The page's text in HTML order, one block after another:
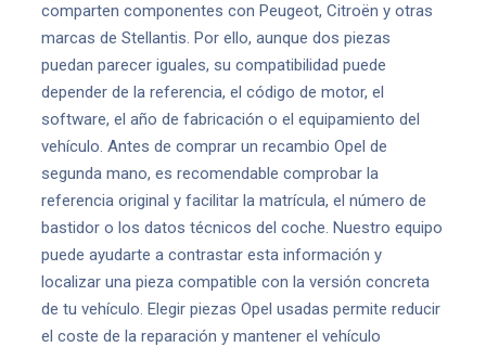
comparten componentes con Peugeot, Citroën y otras
marcas de Stellantis. Por ello, aunque dos piezas
puedan parecer iguales, su compatibilidad puede
depender de la referencia, el código de motor, el
software, el año de fabricación o el equipamiento del
vehículo. Antes de comprar un recambio Opel de
segunda mano, es recomendable comprobar la
referencia original y facilitar la matrícula, el número de
bastidor o los datos técnicos del coche. Nuestro equipo
puede ayudarte a contrastar esta información y
localizar una pieza compatible con la versión concreta
de tu vehículo. Elegir piezas Opel usadas permite reducir
el coste de la reparación y mantener el vehículo